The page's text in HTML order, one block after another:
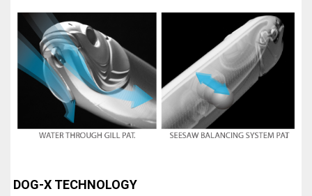
DOG-X TECHNOLOGY